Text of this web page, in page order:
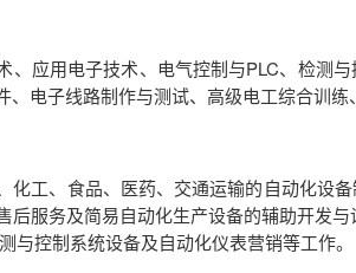
、应用电子技术、电气控制与PLC、检测
、电子线路制作与测试、高级电工综合训
化工、食品、医药、交通运输的自动化设
后服务及简易自动化生产设备的辅助开发
与控制系统设备及自动化仪表营销等工作。